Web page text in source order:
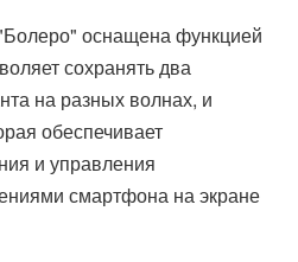
оснащена функцией
сохранять два
на разных волнах, и
обеспечивает
и управления
смартфона на экране